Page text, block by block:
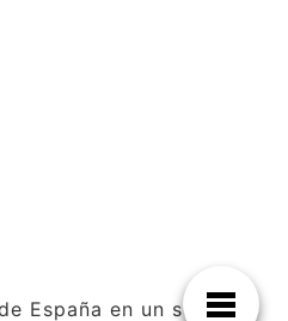
España en un solo